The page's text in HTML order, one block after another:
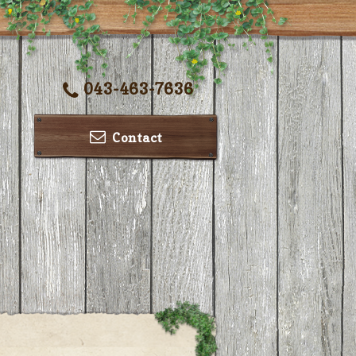
043-463-7636
Contact